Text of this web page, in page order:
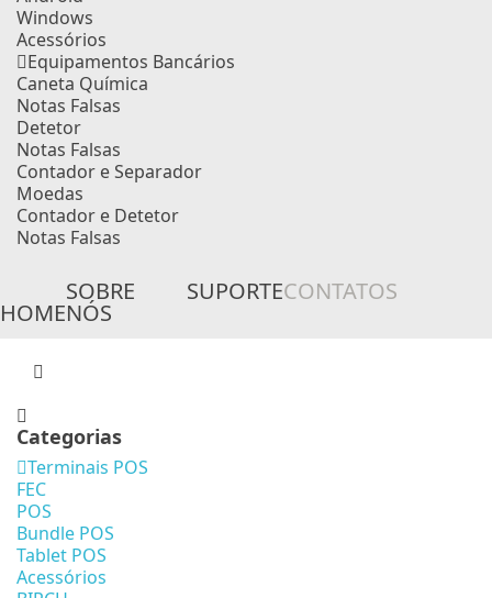
Windows
Acessórios
Equipamentos Bancários
Caneta Química
Notas Falsas
Detetor
Notas Falsas
Contador e Separador
Moedas
Contador e Detetor
Notas Falsas
HOME
SOBRE
NÓS
SUPORTECONTATOS
Categorias
Terminais POS
FEC
POS
Bundle POS
Tablet POS
Acessórios